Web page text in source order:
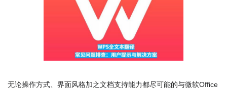
无论操作方式、界面风格加之文档支持能力都尽可能的与微软Office